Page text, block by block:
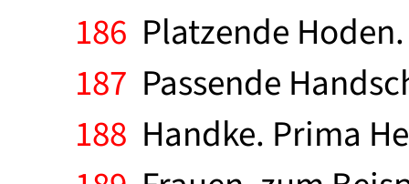
186 Platzende
187 Passende
188 Handke. Prima